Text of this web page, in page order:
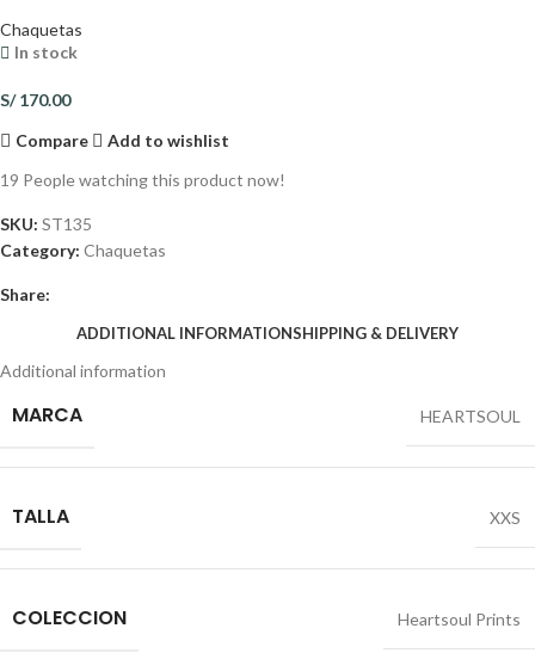
Chaquetas
In stock
S/170.00
Compare
Add to wishlist
19 People watching this product now!
SKU: ST135
Category: Chaquetas
Share:
ADDITIONAL INFORMATIONSHIPPING & DELIVERY
Additional information
MARCA HEARTSOUL
TALLA XXS
COLECCION Heartsoul Prints